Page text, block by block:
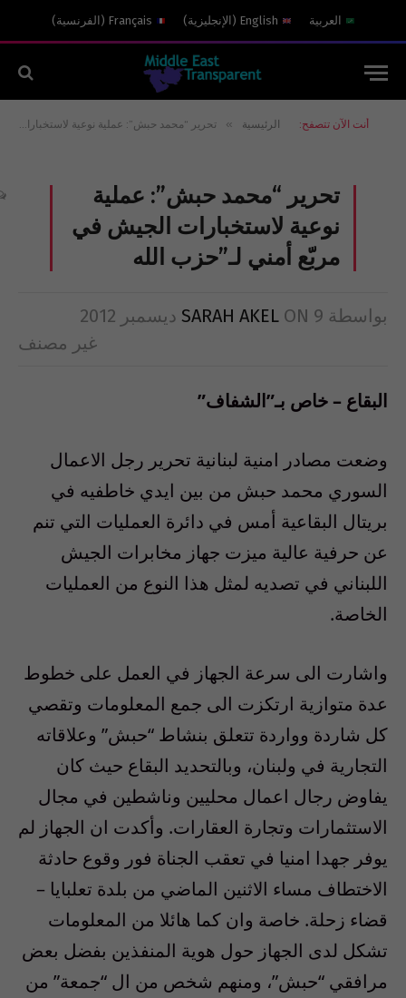
العربية English
( الإنجليزية)
Français
( الفرنسية)
أنت الآن تتصفح: الرئيسية » تحرير “محمد حبش”: عملية نوعية لاستخبارات الجيش في مربّع أمني لـ”حزب الله
تحرير “محمد حبش”: عملية
نوعية لاستخبارات الجيش في
مربّع أمني لـ”حزب الله
بواسطة SARAH AKEL ON 9 ديسمبر 2012
غير مصنف
البقاع – خاص بـ”الشفاف”
وضعت مصادر امنية لبنانية تحرير رجل الاعمال
السوري محمد حبش من بين ايدي خاطفيه في
بريتال البقاعية أمس في دائرة العمليات التي تنم
عن حرفية عالية ميزت جهاز مخابرات الجيش
اللبناني في تصديه لمثل هذا النوع من العمليات
الخاصة.
واشارت الى سرعة الجهاز في العمل على خطوط
عدة متوازية ارتكزت الى جمع المعلومات وتقصي
كل شاردة وواردة تتعلق بنشاط “حبش” وعلاقاته
التجارية في ولبنان، وبالتحديد البقاع حيث كان
يفاوض رجال اعمال محليين وناشطين في مجال
الاستثمارات وتجارة العقارات. وأكدت ان الجهاز لم
يوفر جهدا امنيا في تعقب الجناة فور وقوع حادثة
الاختطاف مساء الاثنين الماضي من بلدة تعلبايا –
قضاء زحلة. خاصة وان كما هائلا من المعلومات
تشكل لدى الجهاز حول هوية المنفذين بفضل بعض
مرافقي “حبش”، ومنهم شخص من ال “جمعة” من